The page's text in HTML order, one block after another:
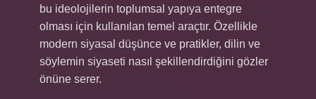
bu ideolojilerin toplumsal yapıya entegre
olması için kullanılan temel araçtır. Özellikle
modern siyasal düşünce ve pratikler, dilin ve
söylemin siyaseti nasıl şekillendirdiğini gözler
önüne serer.